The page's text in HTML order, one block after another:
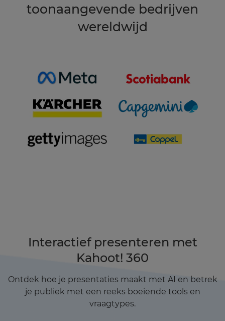
toonaangevende bedrijven
wereldwijd
Interactief presenteren met
Kahoot! 360
Ontdek hoe je presentaties maakt met AI en betrek
je publiek met een reeks boeiende tools en
vraagtypes.